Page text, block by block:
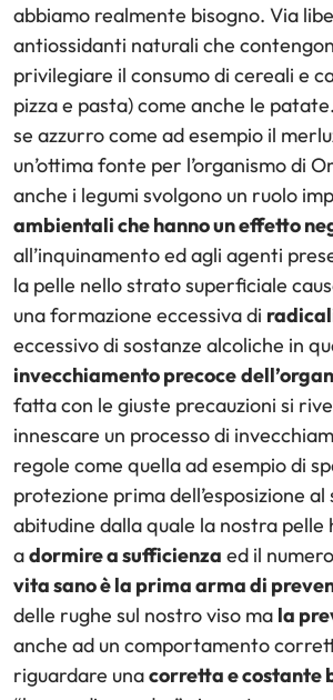
abbiamo realmente bisogno. Via
antiossidanti naturali che
privilegiare il consumo di cereali e
pizza e pasta) come anche le
se azzurro come ad esempio il
un’ottima fonte per l’organismo di
anche i legumi svolgono un ruolo
ambientali che hanno un effetto
all’inquinamento ed agli agenti
la pelle nello strato superficiale
una formazione eccessiva di
eccessivo di sostanze alcoliche in
invecchiamento precoce
fatta con le giuste precauzioni si
innescare un processo di
regole come quella ad esempio di
protezione prima dell’esposizione
abitudine dalla quale la nostra
adormire a sufficienza ed il
vita sano è la prima arma di
delle rughe sul nostro viso ma la
anche ad un comportamento
riguardare unacorretta e costante